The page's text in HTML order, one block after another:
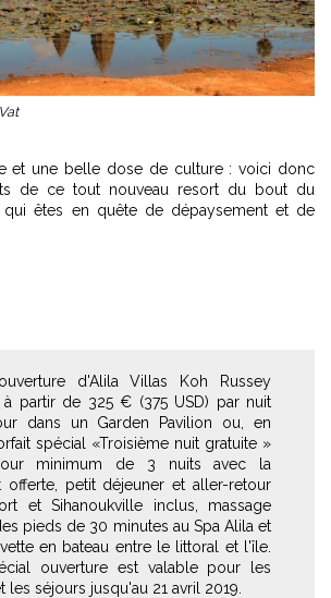
et une belle dose de culture : voici donc
de ce tout nouveau resort du bout du
êtes en quête de dépaysement et de
d'Alila Villas Koh Russey
partir de 325 € (375 USD) par nuit
dans un Garden Pavilion ou, en
spécial «Troisième nuit gratuite »
minimum de 3 nuits avec la
offerte, petit déjeuner et aller-retour
et Sihanoukville inclus, massage
pieds de 30 minutes au Spa Alila et
en bateau entre le littoral et l'île.
ouverture est valable pour les
les séjours jusqu'au 21 avril 2019.